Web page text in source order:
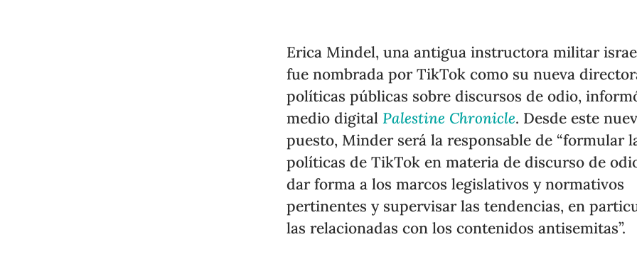
Erica Mindel, una antigua instructora militar
fue nombrada por TikTok como su nueva
políticas públicas sobre discursos de odio,
medio digitalPalestine Chronicle. Desde este
puesto, Minder será la responsable de “formular
políticas de TikTok en materia de discurso de
dar forma a los marcos legislativos y normativos
pertinentes y supervisar las tendencias, en
las relacionadas con los contenidos antisemitas”.